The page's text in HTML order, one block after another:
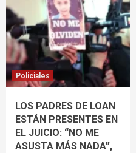
Policiales
LOS PADRES DE LOAN
ESTÁN PRESENTES EN
EL JUICIO: “NO ME
ASUSTA MÁS NADA”,